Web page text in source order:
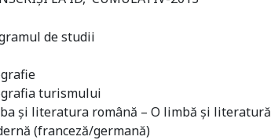
de studii
turismului
şi literatura română – O limbă şi literatură
(franceză/germană)